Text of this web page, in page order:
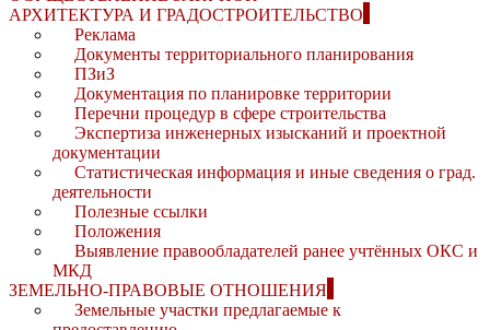
АРХИТЕКТУРА И ГРАДОСТРОИТЕЛЬСТВО
Реклама
Документы территориального планирования
ПЗиЗ
Документация по планировке территории
Перечни процедур в сфере строительства
Экспертиза инженерных изысканий и проектной
документации
Статистическая информация и иные сведения о град.
деятельности
Полезные ссылки
Положения
Выявление правообладателей ранее учтённых ОКС и
МКД
ЗЕМЕЛЬНО-ПРАВОВЫЕ ОТНОШЕНИЯ
Земельные участки предлагаемые к